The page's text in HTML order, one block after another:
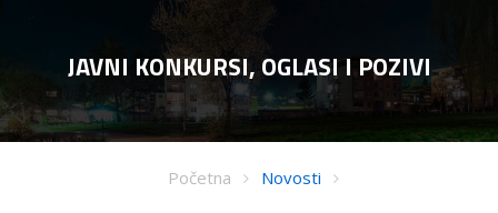
JAVNI KONKURSI, OGLASI I POZIVI
Početna Novosti